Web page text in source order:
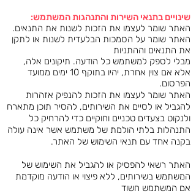
שינויים בתנאי השירות והתנהגות המשתמש:
האתר שומר לעצמו את הזכות לשנות את התנאים.
האתר שומר על הסמכות הבלעדית לשנות או לתקן
את התנאים וההתניות
מבלי לספק למשתמש כל הודעה. תיקונים אלה,
אלא אם צוין אחרת, יהיו בתוקף 10 ימים ממועד
הפרסום.
האתר שומר לעצמו את הזכות להנפיק אזהרות
להגביל או לסיים את השירותים, להסיר תוכן מתארח
ולנקוט בצעדים טכניים וחוקיים כדי להרחיק כל
התנהלות בלתי הולמת של משתמש אשר אינה עולה
בקנה אחד עם תנאי השימוש של האתר.
האתר רשאי להפסיק או להגביל את השימוש של
המשתמש בשירותים, ללא פיצוי או הודעה מוקדמת
אם המשתמש חשוד